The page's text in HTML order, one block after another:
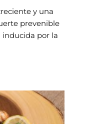
y una
prevenible
inducida por la